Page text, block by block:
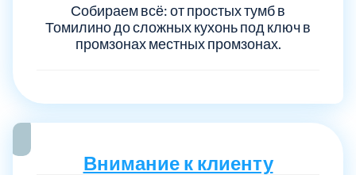
Собираем всё: от простых тумб в
Томилино до сложных кухонь под ключ в
промзонах местных промзонах.
Внимание к клиенту